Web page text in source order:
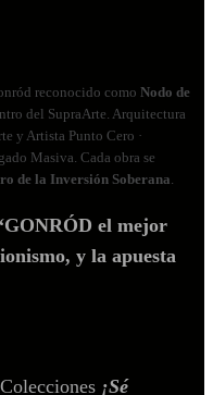
reconocido como Nodo de
del SupraArte. Arquitectura
y Artista Punto Cero ·
Masiva. Cada obra se
de la Inversión Soberana.
el mejor
y la apuesta
¡Sé